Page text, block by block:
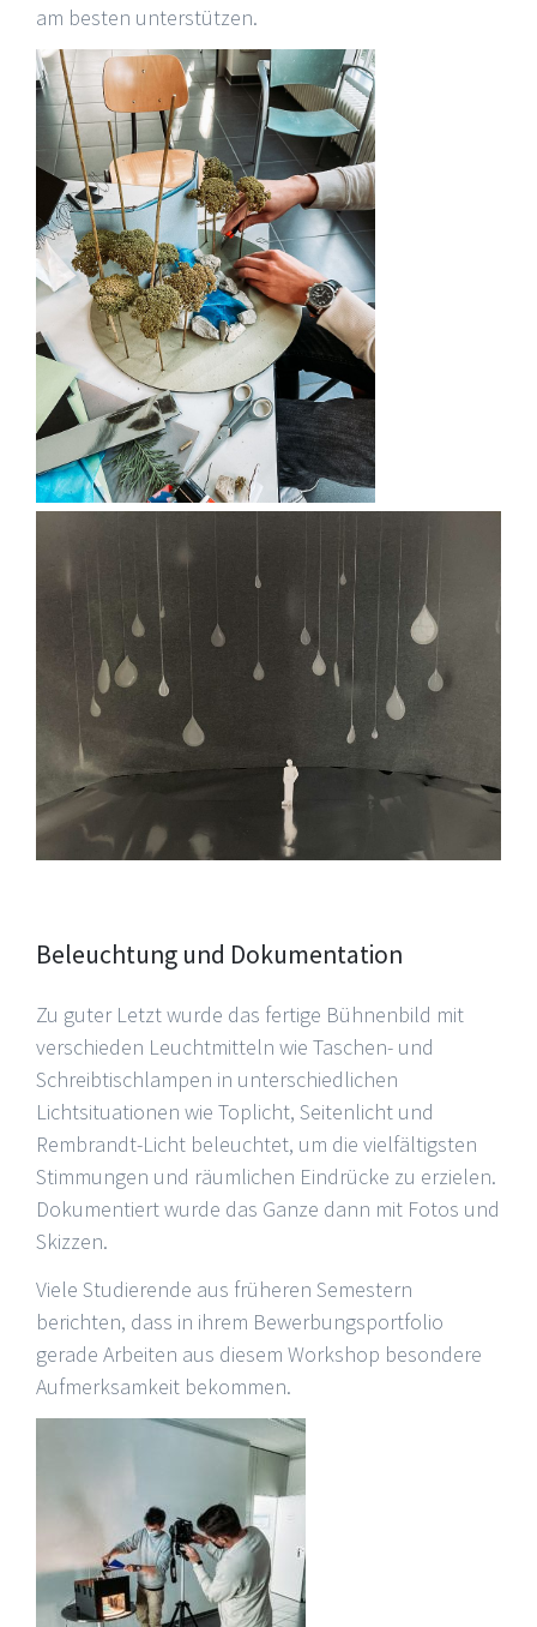
am besten unterstützen.
Beleuchtung und Dokumentation
Zu guter Letzt wurde das fertige Bühnenbild mit
verschieden Leuchtmitteln wie Taschen- und
Schreibtischlampen in unterschiedlichen
Lichtsituationen wie Toplicht, Seitenlicht und
Rembrandt-Licht beleuchtet, um die vielfältigsten
Stimmungen und räumlichen Eindrücke zu erzielen.
Dokumentiert wurde das Ganze dann mit Fotos und
Skizzen.
Viele Studierende aus früheren Semestern
berichten, dass in ihrem Bewerbungsportfolio
gerade Arbeiten aus diesem Workshop besondere
Aufmerksamkeit bekommen.